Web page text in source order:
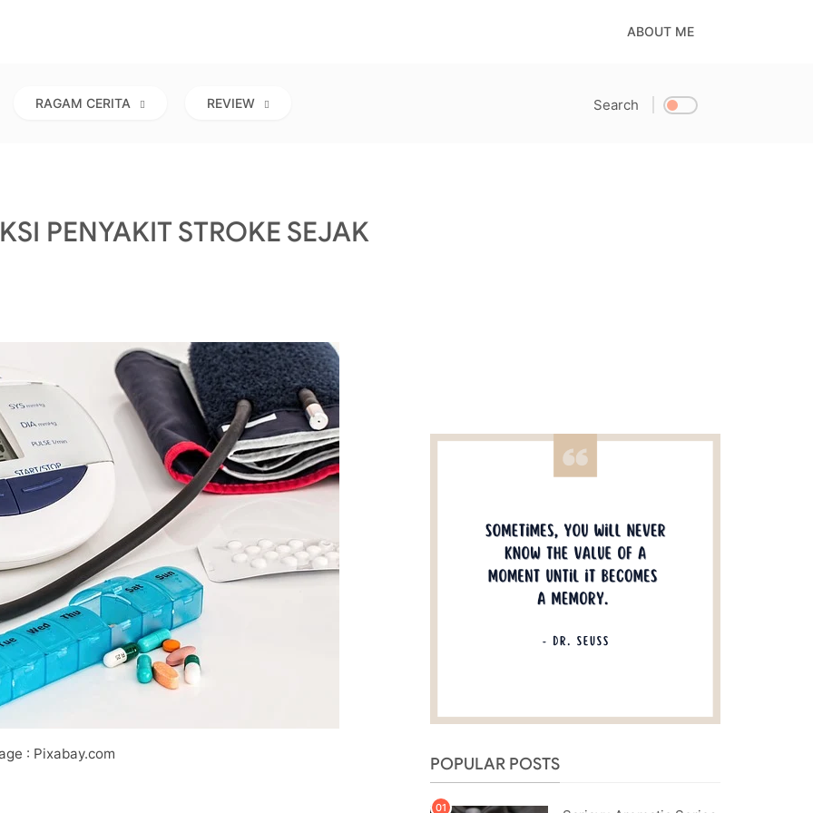
ABOUT ME
RAGAM CERITA REVIEW Search
PENYAKIT STROKE SEJAK
: Pixabay.com
POPULAR POSTS